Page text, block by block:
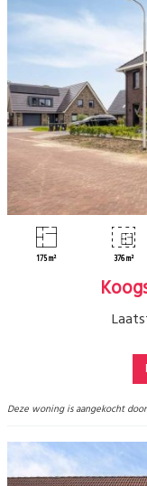
175 m² 376 m²
Deze woning is aangekocht